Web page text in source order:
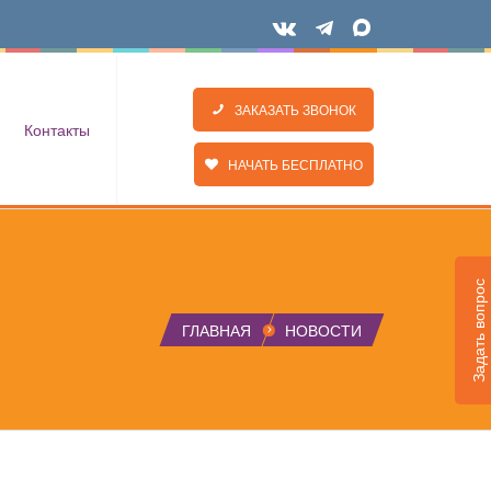
Контакты
ЗАКАЗАТЬ ЗВОНОК
НАЧАТЬ БЕСПЛАТНО
ГЛАВНАЯ НОВОСТИ Задать вопрос